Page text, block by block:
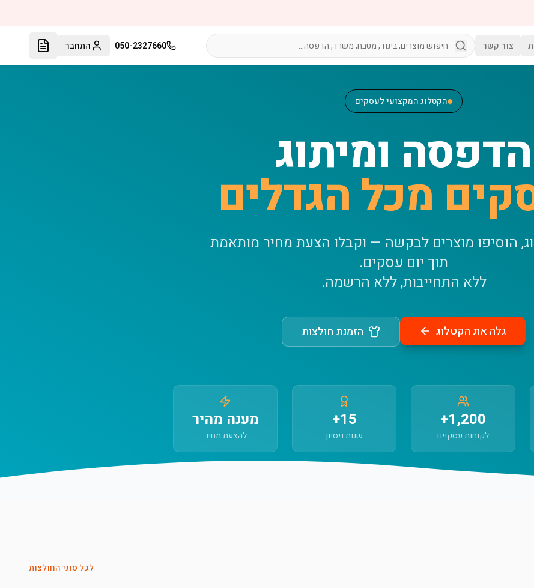
צור קשר 050-2327660 התחבר
הקטלוג המקצועי לעסקים
הדפסה ומיתוג
מכל הגדלים
הוסיפו מוצרים לבקשה — וקבלו הצעת מחיר מותאמת
תוך יום עסקים.
ללא התחייבות, ללא הרשמה.
גלה את הקטלוג הזמנת חולצות
1,200+
לקוחות עסקיים
15+
שנות ניסיון
מענה מהיר
להצעת מחיר
לכל סוגי החולצות